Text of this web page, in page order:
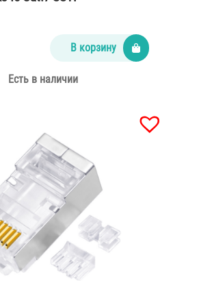
В корзину
Есть в наличии